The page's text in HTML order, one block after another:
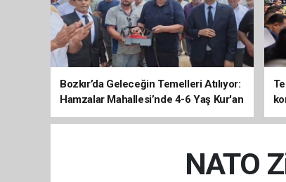
Bozkır’da Geleceğin Temelleri Atılıyor:
Hamzalar Mahallesi’nde 4-6 Yaş Kur'an
Kursu İnşaatı Başladı
NATO